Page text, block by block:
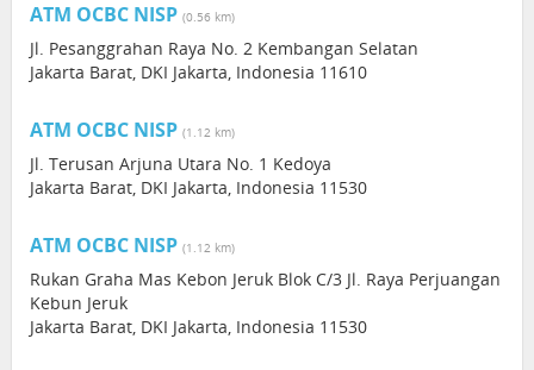
ATM OCBC NISP (0.56 km)
Jl. Pesanggrahan Raya No. 2 Kembangan Selatan
Jakarta Barat, DKI Jakarta, Indonesia 11610
ATM OCBC NISP (1.12 km)
Jl. Terusan Arjuna Utara No. 1 Kedoya
Jakarta Barat, DKI Jakarta, Indonesia 11530
ATM OCBC NISP (1.12 km)
Rukan Graha Mas Kebon Jeruk Blok C/3 Jl. Raya Perjuangan
Kebun Jeruk
Jakarta Barat, DKI Jakarta, Indonesia 11530